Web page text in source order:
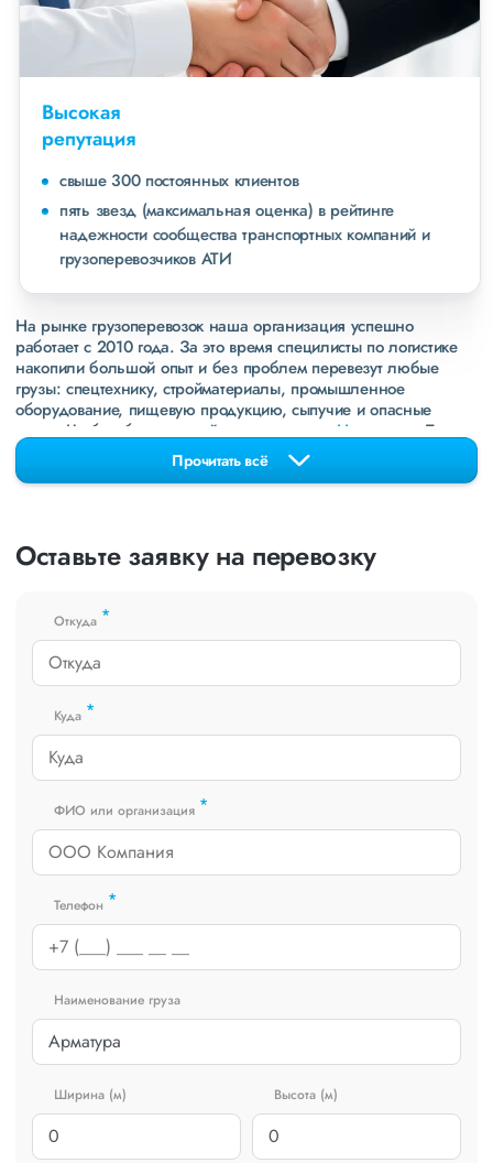
Высокая
репутация
свыше 300 постоянных клиентов
пять звезд (максимальная оценка) в рейтинге
надежности сообщества транспортных компаний и
грузоперевозчиков АТИ
На рынке грузоперевозок наша организация успешно
работает с 2010 года. За это время специлисты по логистике
накопили большой опыт и без проблем перевезут любые
грузы: спецтехнику, стройматериалы, промышленное
оборудование, пищевую продукцию, сыпучие и опасные
грузы. Чтобы убедиться зайдите в раздел
«Наш опыт»
. Там
свежие примеры перевозок, которые обновляются несколько
раз в неделю. Также недавно мы запустили новые
направления вДНРиЛНР. Предоставляем все стандартные
экспедирование. За каждым клиентом закреплен менеджер,
который сообщит о текущем статусе вашего груза. Чтобы
сайте или звоните по номеру
РФ).
Прочитать всё
Оставьте заявку на перевозку
Откуда *
Куда *
ФИО или организация *
Телефон *
Наименование груза
Ширина (м) Высота (м)